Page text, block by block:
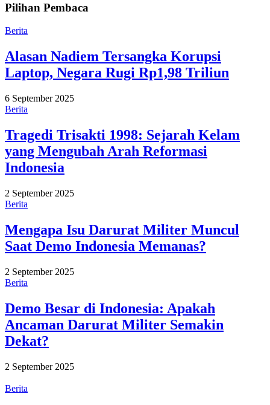
Pilihan Pembaca
Berita
Alasan Nadiem Tersangka Korupsi
Laptop, Negara Rugi Rp1,98 Triliun
6 September 2025
Berita
Tragedi Trisakti 1998: Sejarah Kelam
yang Mengubah Arah Reformasi
Indonesia
2 September 2025
Berita
Mengapa Isu Darurat Militer Muncul
Saat Demo Indonesia Memanas?
2 September 2025
Berita
Demo Besar di Indonesia: Apakah
Ancaman Darurat Militer Semakin
Dekat?
2 September 2025
Berita